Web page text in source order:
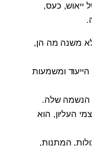
ייאוש, כעס,
משנה מה הן,
ומשמעות
הנשמה שלה.
העליון, הוא
המתנות,